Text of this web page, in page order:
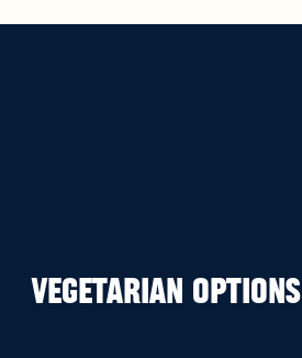
Vegetarian Options